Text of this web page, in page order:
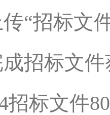
“招标文
招标文
招标文件